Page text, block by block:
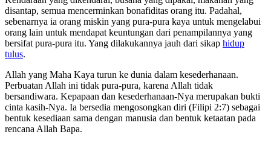
disantap, semua mencerminkan bonafiditas orang itu. Padahal,
sebenarnya ia orang miskin yang pura-pura kaya untuk mengelabui
orang lain untuk mendapat keuntungan dari penampilannya yang
bersifat pura-pura itu. Yang dilakukannya jauh dari sikap hidup
tulus.
Allah yang Maha Kaya turun ke dunia dalam kesederhanaan.
Perbuatan Allah ini tidak pura-pura, karena Allah tidak
bersandiwara. Kepapaan dan kesederhanaan-Nya merupakan bukti
cinta kasih-Nya. Ia bersedia mengosongkan diri (Filipi 2:7) sebagai
bentuk kesediaan sama dengan manusia dan bentuk ketaatan pada
rencana Allah Bapa.